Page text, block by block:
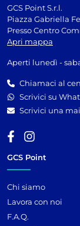
GCS Point S.r.l.
Piazza Gabriella
Presso Centro
Apri mappa
Aperti lunedì -
Chiamaci al
Scrivici su
Scrivici una
GCS Point
Chi siamo
Lavora con noi
F.A.Q.